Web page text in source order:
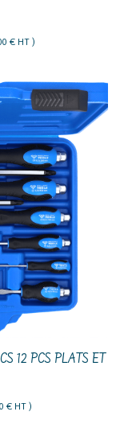
€HT )
12 PCS PLATS ET
€HT )